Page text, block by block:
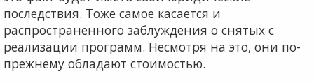
последствия. Тоже самое касается и
распространенного заблуждения о снятых с
реализации программ. Несмотря на это, они по-
прежнему обладают стоимостью.